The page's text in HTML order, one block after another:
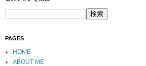
PAGES
HOME
ABOUT ME